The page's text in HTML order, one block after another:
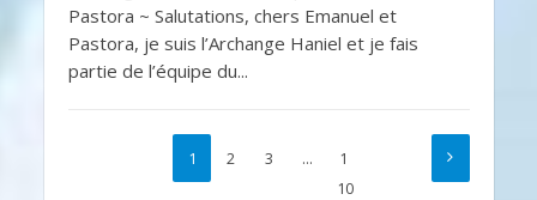
Pastora ~ Salutations, chers Emanuel et
Pastora, je suis l’Archange Haniel et je fais
partie de l’équipe du...
1 2 3 …
1
10